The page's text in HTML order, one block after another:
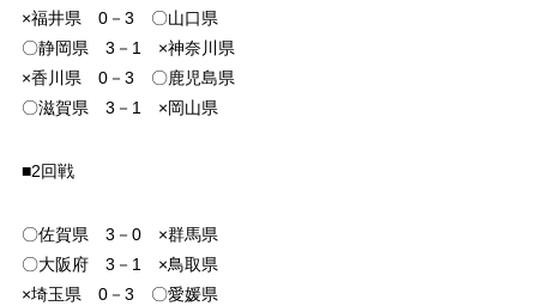
×福井県 0－3 〇山口県
〇静岡県 3－1 ×神奈川県
×香川県 0－3 〇鹿児島県
〇滋賀県 3－1 ×岡山県
■2回戦
〇佐賀県 3－0 ×群馬県
〇大阪府 3－1 ×鳥取県
×埼玉県 0－3 〇愛媛県